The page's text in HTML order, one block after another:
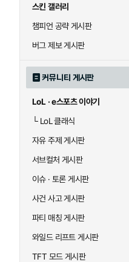
스킨 갤러리
챔피언 공략 게시판
버그 제보 게시판
커뮤니티 게시판
LoL · e스포츠 이야기
└LoL 클래식
자유 주제 게시판
서브컬처 게시판
이슈 · 토론 게시판
사건 사고 게시판
파티 매칭 게시판
와일드 리프트 게시판
TFT 모드 게시판